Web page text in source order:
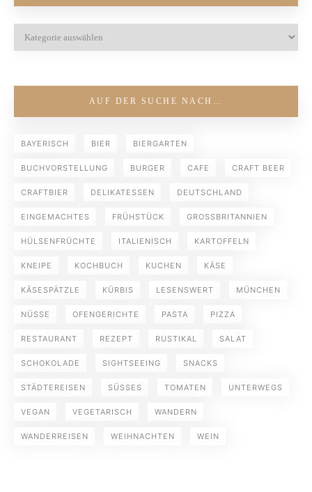
AUF DER SUCHE NACH…
BAYERISCH BIER BIERGARTEN
BUCHVORSTELLUNG BURGER CAFE CRAFT BEER
CRAFTBIER DELIKATESSEN DEUTSCHLAND
EINGEMACHTES FRÜHSTÜCK GROSSBRITANNIEN
HÜLSENFRÜCHTE ITALIENISCH KARTOFFELN
KNEIPE KOCHBUCH KUCHEN KÄSE
KÄSESPÄTZLE KÜRBIS LESENSWERT MÜNCHEN
NÜSSE OFENGERICHTE PASTA PIZZA
RESTAURANT REZEPT RUSTIKAL SALAT
SCHOKOLADE SIGHTSEEING SNACKS
STÄDTEREISEN SÜSSES TOMATEN UNTERWEGS
VEGAN VEGETARISCH WANDERN
WANDERREISEN WEIHNACHTEN WEIN